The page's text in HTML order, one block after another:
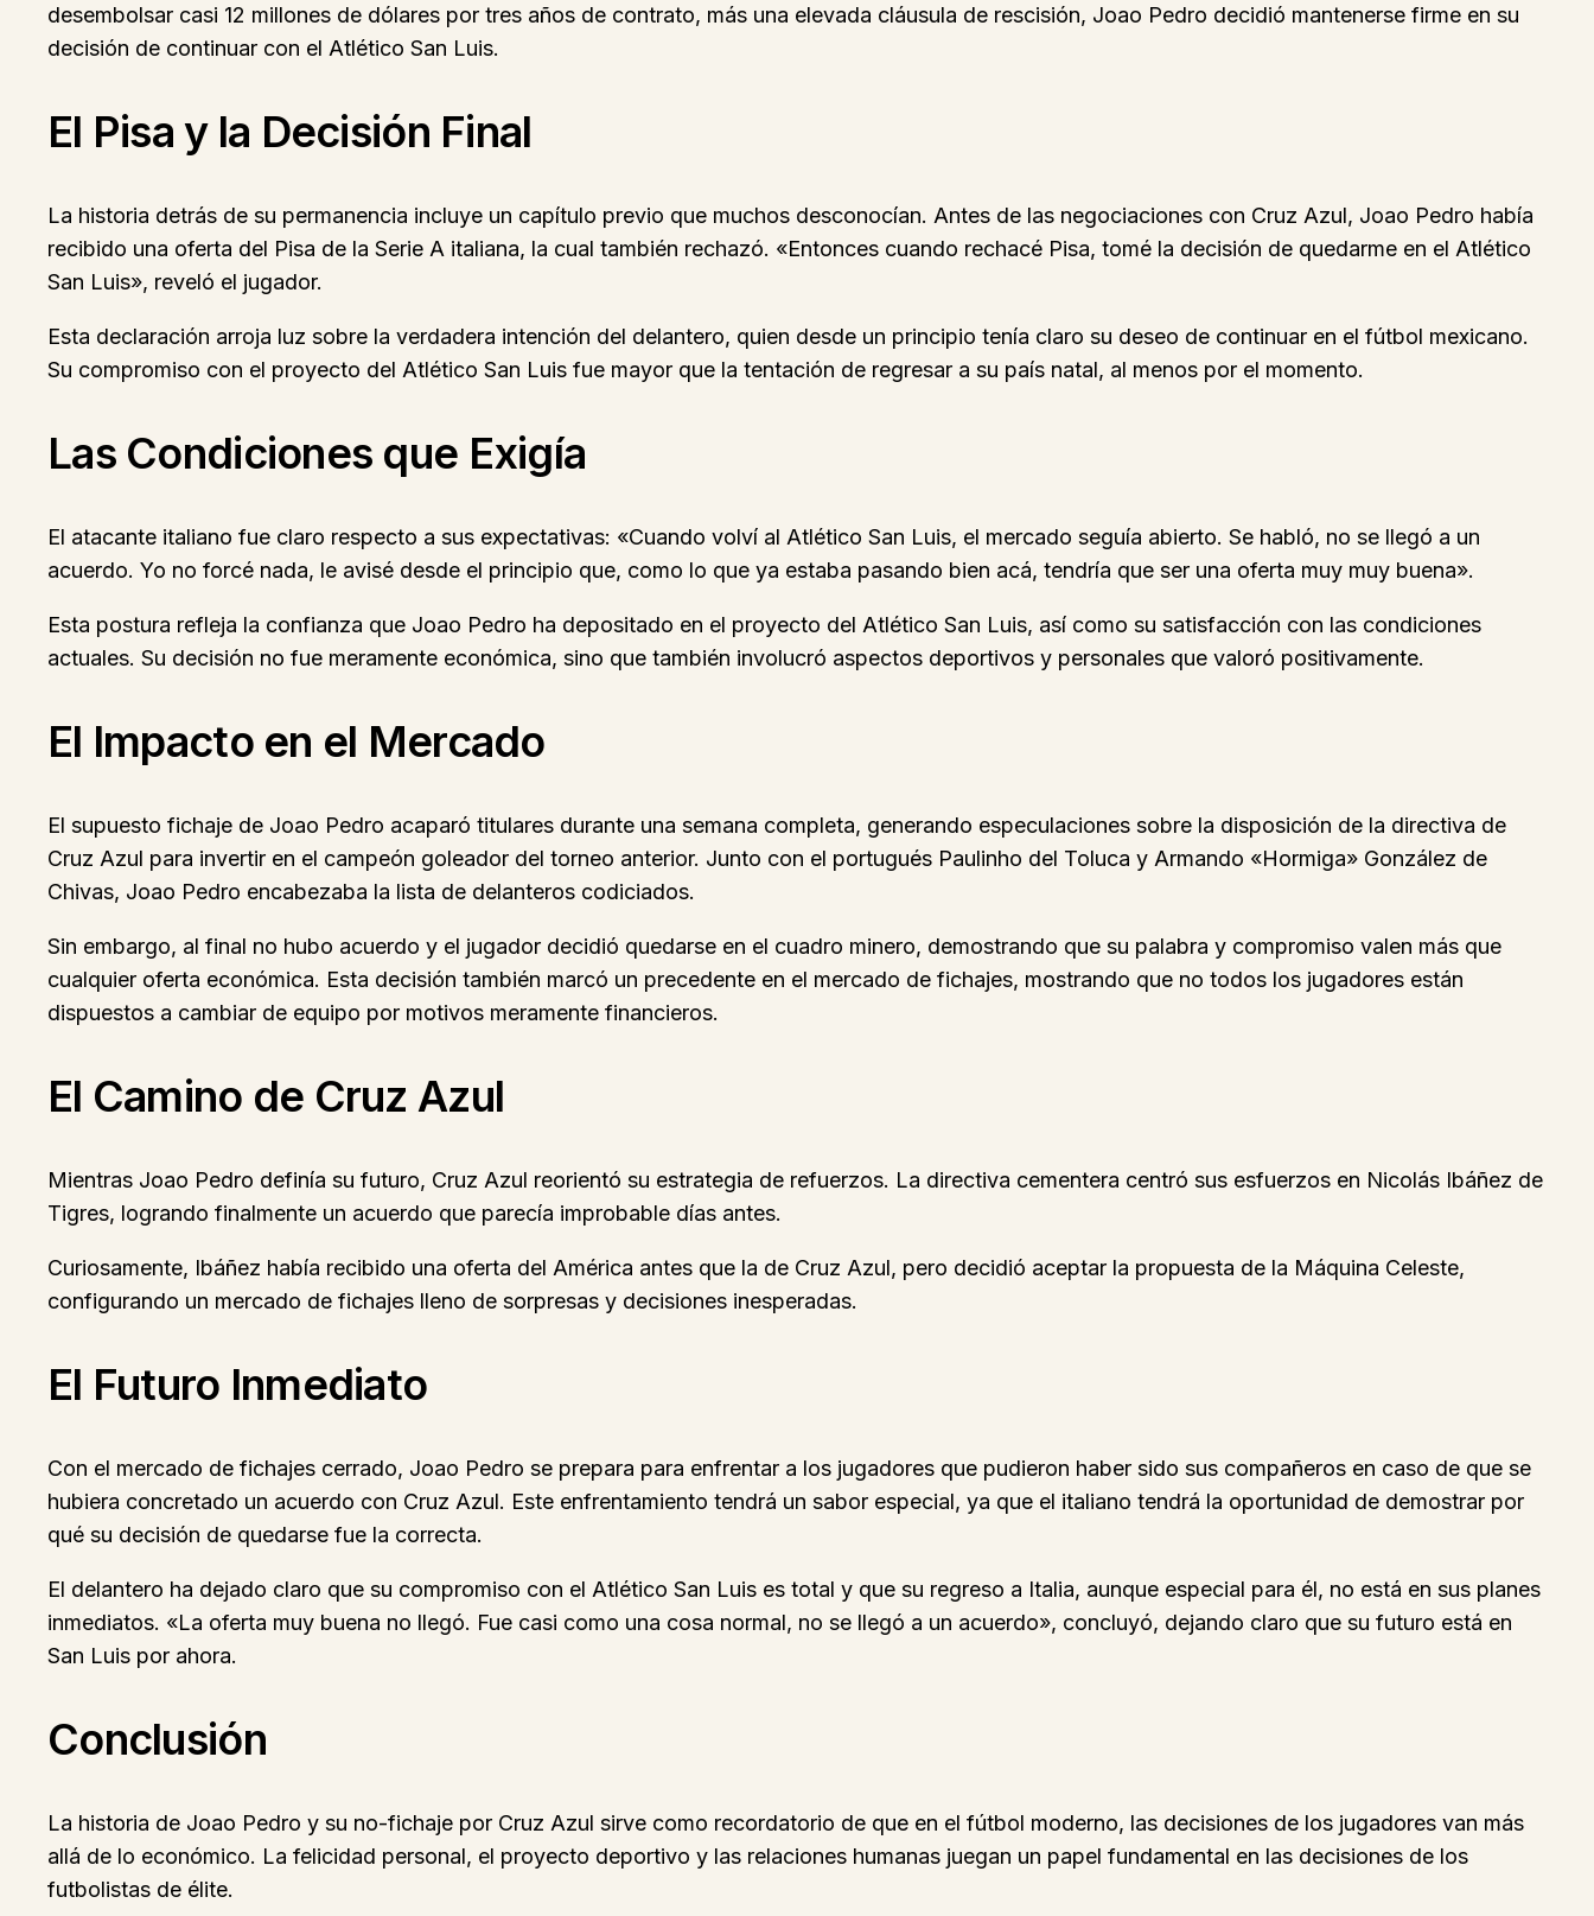
desembolsar casi 12 millones de dólares por tres años de contrato, más una elevada cláusula de rescisión, Joao Pedro decidió mantenerse firme en su
decisión de continuar con el Atlético San Luis.
El Pisa y la Decisión Final
La historia detrás de su permanencia incluye un capítulo previo que muchos desconocían. Antes de las negociaciones con Cruz Azul, Joao Pedro había
recibido una oferta del Pisa de la Serie A italiana, la cual también rechazó. «Entonces cuando rechacé Pisa, tomé la decisión de quedarme en el Atlético
San Luis», reveló el jugador.
Esta declaración arroja luz sobre la verdadera intención del delantero, quien desde un principio tenía claro su deseo de continuar en el fútbol mexicano.
Su compromiso con el proyecto del Atlético San Luis fue mayor que la tentación de regresar a su país natal, al menos por el momento.
Las Condiciones que Exigía
El atacante italiano fue claro respecto a sus expectativas: «Cuando volví al Atlético San Luis, el mercado seguía abierto. Se habló, no se llegó a un
acuerdo. Yo no forcé nada, le avisé desde el principio que, como lo que ya estaba pasando bien acá, tendría que ser una oferta muy muy buena».
Esta postura refleja la confianza que Joao Pedro ha depositado en el proyecto del Atlético San Luis, así como su satisfacción con las condiciones
actuales. Su decisión no fue meramente económica, sino que también involucró aspectos deportivos y personales que valoró positivamente.
El Impacto en el Mercado
El supuesto fichaje de Joao Pedro acaparó titulares durante una semana completa, generando especulaciones sobre la disposición de la directiva de
Cruz Azul para invertir en el campeón goleador del torneo anterior. Junto con el portugués Paulinho del Toluca y Armando «Hormiga» González de
Chivas, Joao Pedro encabezaba la lista de delanteros codiciados.
Sin embargo, al final no hubo acuerdo y el jugador decidió quedarse en el cuadro minero, demostrando que su palabra y compromiso valen más que
cualquier oferta económica. Esta decisión también marcó un precedente en el mercado de fichajes, mostrando que no todos los jugadores están
dispuestos a cambiar de equipo por motivos meramente financieros.
El Camino de Cruz Azul
Mientras Joao Pedro definía su futuro, Cruz Azul reorientó su estrategia de refuerzos. La directiva cementera centró sus esfuerzos en Nicolás Ibáñez de
Tigres, logrando finalmente un acuerdo que parecía improbable días antes.
Curiosamente, Ibáñez había recibido una oferta del América antes que la de Cruz Azul, pero decidió aceptar la propuesta de la Máquina Celeste,
configurando un mercado de fichajes lleno de sorpresas y decisiones inesperadas.
El Futuro Inmediato
Con el mercado de fichajes cerrado, Joao Pedro se prepara para enfrentar a los jugadores que pudieron haber sido sus compañeros en caso de que se
hubiera concretado un acuerdo con Cruz Azul. Este enfrentamiento tendrá un sabor especial, ya que el italiano tendrá la oportunidad de demostrar por
qué su decisión de quedarse fue la correcta.
El delantero ha dejado claro que su compromiso con el Atlético San Luis es total y que su regreso a Italia, aunque especial para él, no está en sus planes
inmediatos. «La oferta muy buena no llegó. Fue casi como una cosa normal, no se llegó a un acuerdo», concluyó, dejando claro que su futuro está en
San Luis por ahora.
Conclusión
La historia de Joao Pedro y su no-fichaje por Cruz Azul sirve como recordatorio de que en el fútbol moderno, las decisiones de los jugadores van más
allá de lo económico. La felicidad personal, el proyecto deportivo y las relaciones humanas juegan un papel fundamental en las decisiones de los
futbolistas de élite.